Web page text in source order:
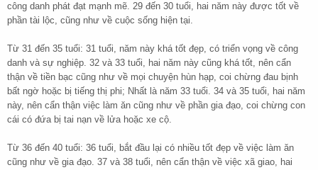
công danh phát đạt mạnh mẽ. 29 đến 30 tuổi, hai năm này được tốt về
phần tài lộc, cũng như về cuộc sống hiện tại.
Từ 31 đến 35 tuổi: 31 tuổi, năm này khá tốt đẹp, có triển vọng về công
danh và sự nghiệp. 32 và 33 tuổi, hai năm này cũng khá tốt, nên cẩn
thận về tiền bạc cũng như về mọi chuyện hùn hạp, coi chừng đau bịnh
bất ngờ hoặc bị tiếng thị phi; Nhất là năm 33 tuổi. 34 và 35 tuổi, hai năm
này, nên cẩn thận việc làm ăn cũng như về phần gia đạo, coi chừng con
cái có đứa bị tai nạn về lửa hoặc xe cộ.
Từ 36 đến 40 tuổi: 36 tuổi, bắt đầu lại có nhiều tốt đẹp về việc làm ăn
cũng như về gia đạo. 37 và 38 tuổi, nên cẩn thận về việc xã giao, hai